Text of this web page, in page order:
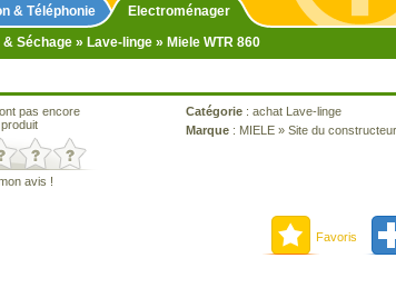
& Téléphonie
Electroménager
& Séchage » Lave-linge » Miele WTR 860
pas encore
avis !
Catégorie : achat Lave-linge
Marque : MIELE » Site du constructeur
Favoris